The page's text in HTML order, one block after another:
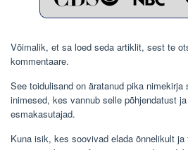
Võimalik, et sa loed seda artiklit, sest te
kommentaare.
See toidulisand on äratanud pika
inimesed, kes vannub selle põhjendatust
esmakasutajad.
Kuna isik, kes soovivad elada õnnelikult